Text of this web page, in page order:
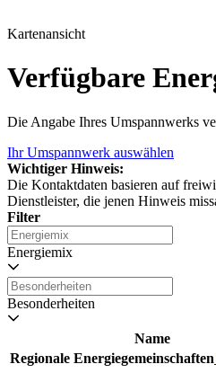
Kartenansicht
Verfügbare
Die Angabe Ihres Umspannwerks
Ihr Umspannwerk auswählen
Wichtiger Hinweis:
Die Kontaktdaten basieren auf
Dienstleister, die jenen Hinweis
Filter
Energiemix
Besonderheiten
Name
Regionale Energiegemeinschaften